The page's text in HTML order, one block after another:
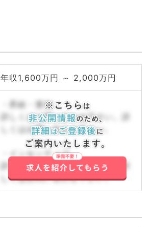
年収1,600万円 ～ 2,000万円
・昇給・賞与
詳しくはお問い合わせ下さい。詳
しくはお問い合わせ下さい。
・インセンティブ
詳しくはお問い合わせ下さい。詳
しくはお問い合わせ下さい。